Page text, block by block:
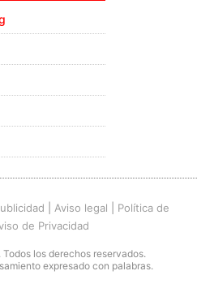
Aviso legal
Política de
de Privacidad
los derechos reservados.
expresado con palabras.